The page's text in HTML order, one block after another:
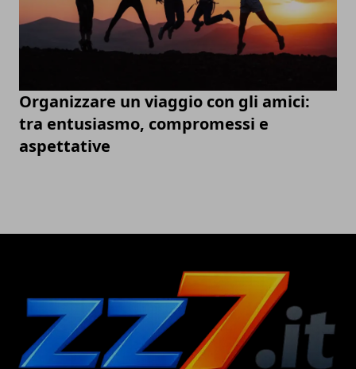
Organizzare un viaggio con gli amici:
tra entusiasmo, compromessi e
aspettative